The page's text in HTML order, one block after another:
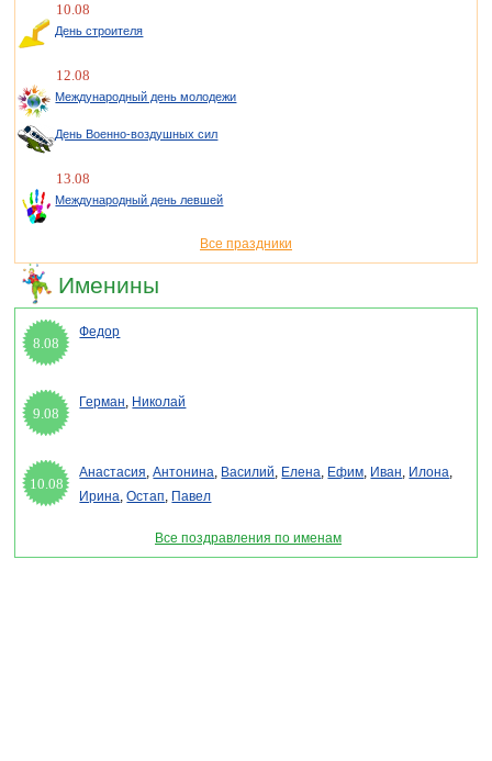
10.08
День строителя
12.08
Международный день молодежи
День Военно-воздушных сил
13.08
Международный день левшей
Все праздники
Именины
8.08
Федор
9.08
Герман, Николай
10.08
Анастасия,Антонина, Василий, Елена, Ефим, Иван, Илона,
Ирина,Остап, Павел
Все поздравления по именам